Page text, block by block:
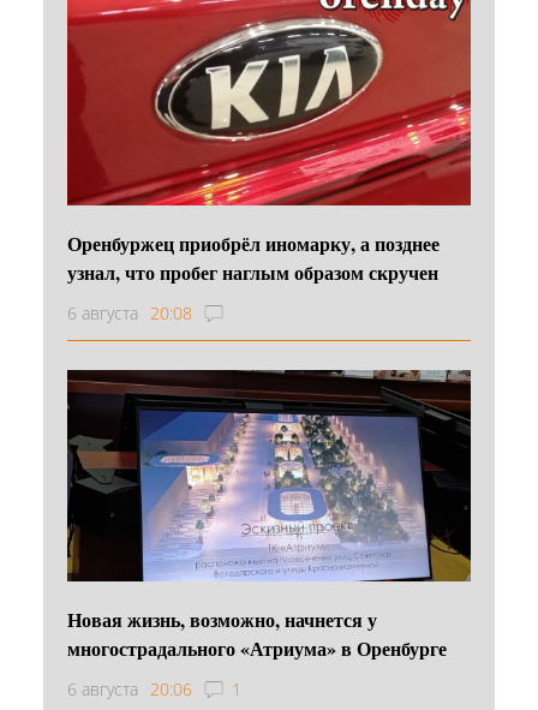
Оренбуржец приобрёл иномарку, а позднее
узнал, что пробег наглым образом скручен
6 августа 20:08
Новая жизнь, возможно, начнется у
многострадального «Атриума» в Оренбурге
6 августа 20:06 1